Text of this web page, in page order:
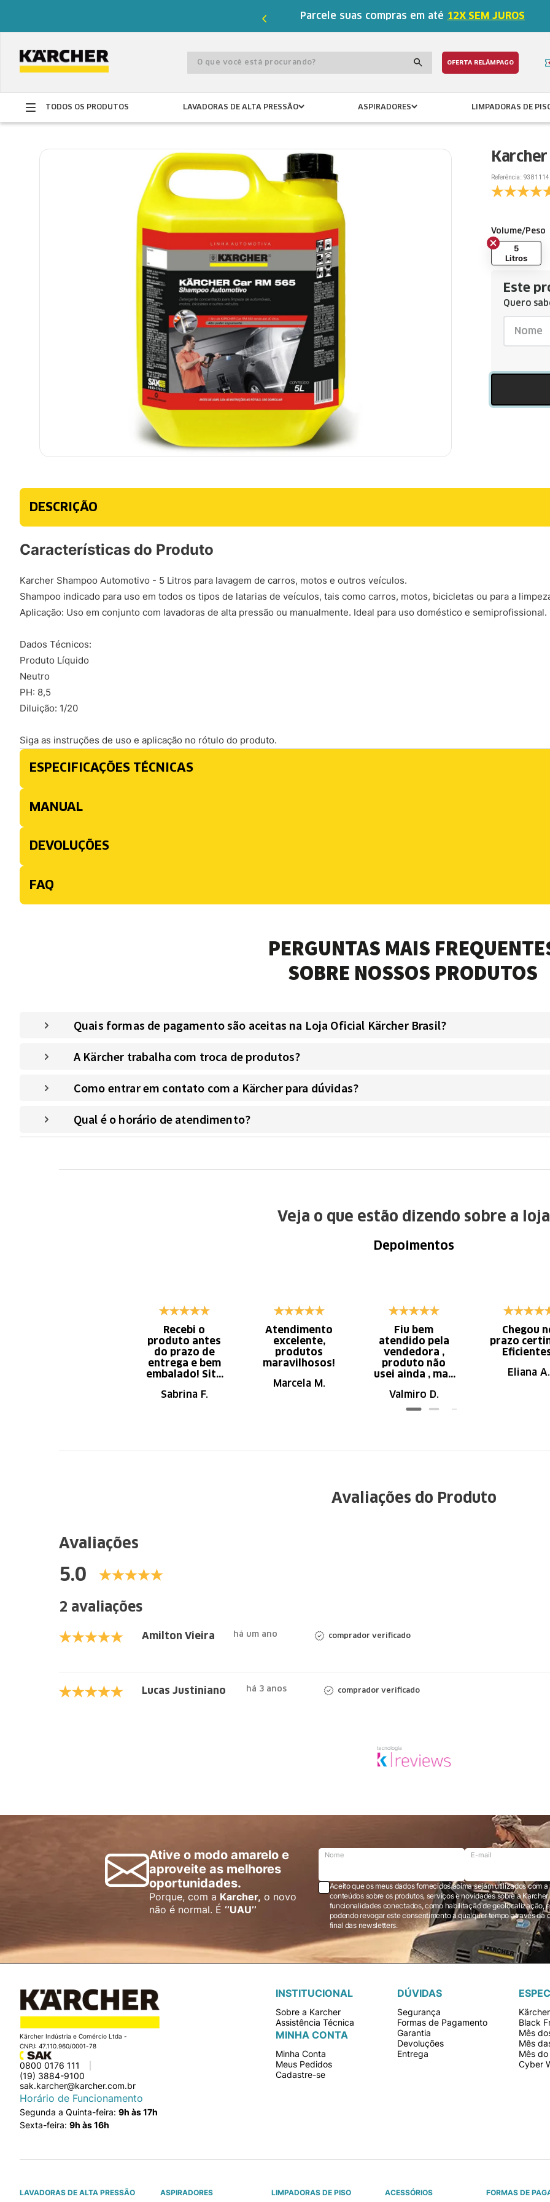
Parcele suas compras em até 12X SEM JUROS
O que você está procurando? OFERTA RELÂMPAGO
TODOS OS PRODUTOS LAVADORAS DE ALTA PRESSÃO ASPIRADORES LIMPADORAS DE
Referência::
Volume/Peso
5
Litros
Este
Quero
DESCRIÇÃO
Características do Produto
Karcher Shampoo Automotivo - 5 Litros para lavagem de carros, motos e outros veículos.
Shampoo indicado para uso em todos os tipos de latarias de veículos, tais como carros, motos, bicicletas ou para a
Aplicação: Uso em conjunto com lavadoras de alta pressão ou manualmente. Ideal para uso doméstico e semiprofissional.
Dados Técnicos:
Produto Líquido
Neutro
PH: 8,5
Diluição: 1/20
Siga as instruções de uso e aplicação no rótulo do produto.
ESPECIFICAÇÕES TÉCNICAS
MANUAL
DEVOLUÇÕES
FAQ
PERGUNTAS MAIS
SOBRE NOSSOS PRODUTOS
Quais formas de pagamento são aceitas na Loja Oficial Kärcher Brasil?
A Kärcher trabalha com troca de produtos?
Como entrar em contato com a Kärcher para dúvidas?
Qual é o horário de atendimento?
Veja o que estão dizendo sobre a loja
Depoimentos
Recebi o
produto antes
do prazo de
entrega e bem
embalado! Site
navegação.
Sabrina F.
Atendimento
excelente,
produtos
maravilhosos!
Marcela M.
Fiu bem
atendido pela
vendedora ,
produto não
usei ainda , mas
ótima qualidade
Valmiro D.
Chegou
prazo
Eliana A.
Avaliações do Produto
Avaliações
5.0
2 avaliações
Amilton Vieira há um ano comprador verificado
Lucas Justiniano Alveshá 3 anos comprador verificado
Ative o modo amarelo e
aproveite as melhores
oportunidades.
Porque, com a Karcher, o novo
não é normal. É ‘’UAU’’
Nome E-mail
Aceito que os meus dados fornecidos acima sejam utilizados com
conteúdos sobre os produtos, serviços e novidades sobre a Karcher Brasil via e-mail marketing e registro de
funcionalidades conectados, como habilitação de geolocalização,
podendo revogar este consentimento a qualquer tempo através da opção “cancelar inscrição” localizada ao
final das newsletters.
Kärcher Indústria e Comércio Ltda -
CNPJ: 47.110.960/0001-78
0800 0176 111
(19) 3884-9100
sak.karcher@karcher.com.br
Horário de Funcionamento
Segunda a Quinta-feira: 9h às 17h
Sexta-feira: 9h às 16h
INSTITUCIONAL
Sobre a Karcher
Assistência Técnica
MINHA CONTA
Minha Conta
Meus Pedidos
Cadastre-se
DÚVIDAS
Segurança
Formas de Pagamento
Garantia
Devoluções
Entrega
Black
Mês
Mês
Mês
Cyber
LAVADORAS DE ALTA PRESSÃO ASPIRADORES LIMPADORAS DE PISO ACESSÓRIOS FORMAS DE